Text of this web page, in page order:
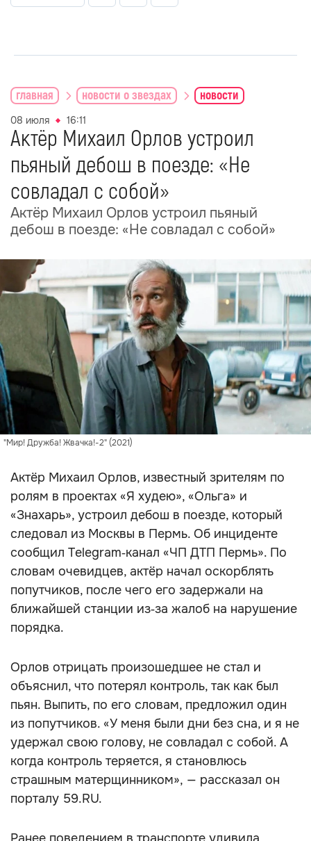
главная новости о звездах новости
08 июля 16:11
Актёр Михаил Орлов устроил
пьяный дебош в поезде: «Не
совладал с собой»
Актёр Михаил Орлов устроил пьяный
дебош в поезде: «Не совладал с собой»
"Мир! Дружба! Жвачка!-2" (2021)
Актёр Михаил Орлов, известный зрителям по
ролям в проектах «Я худею», «Ольга» и
«Знахарь», устроил дебош в поезде, который
следовал из Москвы в Пермь. Об инциденте
сообщил Telegram‑канал «ЧП ДТП Пермь». По
словам очевидцев, актёр начал оскорблять
попутчиков, после чего его задержали на
ближайшей станции из‑за жалоб на нарушение
порядка.
Орлов отрицать произошедшее не стал и
объяснил, что потерял контроль, так как был
пьян. Выпить, по его словам, предложил один
из попутчиков. «У меня были дни без сна, и я не
удержал свою голову, не совладал с собой. А
когда контроль теряется, я становлюсь
страшным матерщинником», — рассказал он
порталу 59.RU.